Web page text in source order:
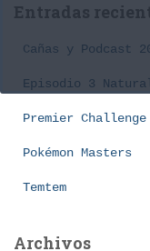
r
Entradas
Cañas y Podcast
Episodio 3
Premier
Pokémon Masters
Temtem
Archivos